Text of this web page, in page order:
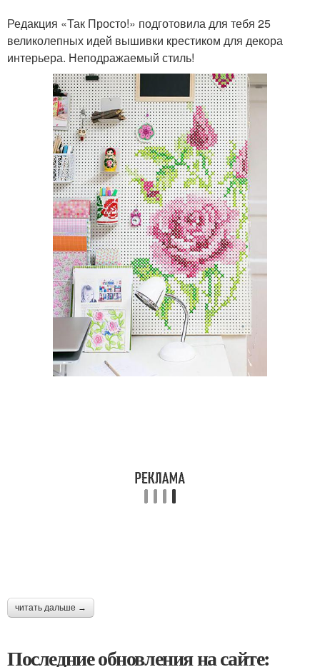
Редакция «Так Просто!» подготовила для тебя 25
великолепных идей вышивки крестиком для декора
интерьера. Неподражаемый стиль!
читать дальше →
Последние обновления на сайте: